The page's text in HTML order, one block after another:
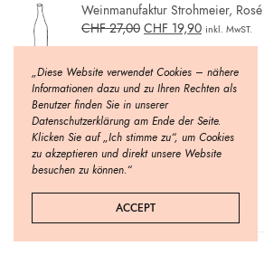
Weinmanufaktur Strohmeier,
CHF27,00 CHF 19,90 inkl. MwST.
„Diese Website verwendet Cookies – nähere
Informationen dazu und zu Ihren Rechten als
Benutzer finden Sie in unserer
Datenschutzerklärung am Ende der Seite.
Klicken Sie auf „Ich stimme zu“, um Cookies
zu akzeptieren und direkt unsere Website
besuchen zu können.“
ACCEPT